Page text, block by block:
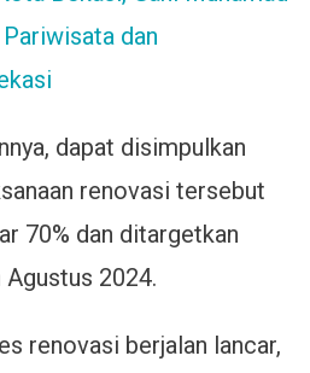
dan
dapat disimpulkan
renovasi tersebut
70% dan ditargetkan
Agustus 2024.
renovasi berjalan lancar,